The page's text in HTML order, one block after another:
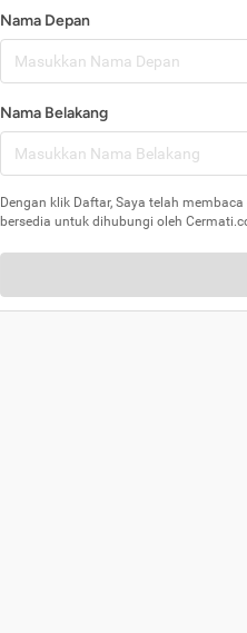
Nama Depan
Nama Belakang
Dengan klik Daftar, Saya telah
bersedia untuk dihubungi oleh